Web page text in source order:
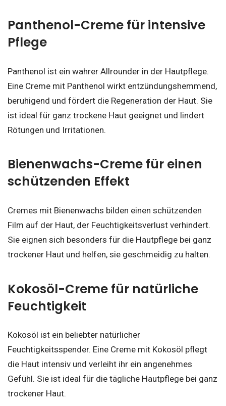
Panthenol-Creme für intensive
Pflege
Panthenol ist ein wahrer Allrounder in der Hautpflege.
Eine Creme mit Panthenol wirkt entzündungshemmend,
beruhigend und fördert die Regeneration der Haut. Sie
ist ideal für ganz trockene Haut geeignet und lindert
Rötungen und Irritationen.
Bienenwachs-Creme für einen
schützenden Effekt
Cremes mit Bienenwachs bilden einen schützenden
Film auf der Haut, der Feuchtigkeitsverlust verhindert.
Sie eignen sich besonders für die Hautpflege bei ganz
trockener Haut und helfen, sie geschmeidig zu halten.
Kokosöl-Creme für natürliche
Feuchtigkeit
Kokosöl ist ein beliebter natürlicher
Feuchtigkeitsspender. Eine Creme mit Kokosöl pflegt
die Haut intensiv und verleiht ihr ein angenehmes
Gefühl. Sie ist ideal für die tägliche Hautpflege bei ganz
trockener Haut.